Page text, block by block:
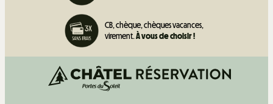
CB, chèque, chèques vacances,
virement.À vous de choisir !